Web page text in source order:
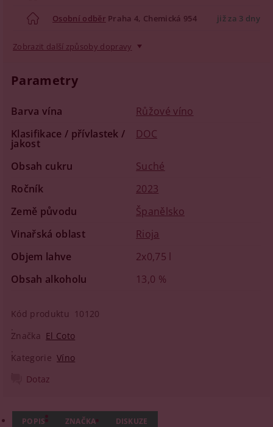
Osobní odběr Praha 4, Chemická 954 již za 3 dny
Zobrazit další způsoby dopravy
Parametry
Barva vína
Růžové víno
Klasifikace / přívlastek /
jakost
DOC
Obsah cukru
Suché
Ročník
2023
Země původu
Španělsko
Vinařská oblast
Rioja
Objem lahve
2x0,75 l
Obsah alkoholu
13,0 %
Kód produktu
10120
Značka El Coto
Kategorie Víno
Dotaz
POPIS ZNAČKA DISKUZE